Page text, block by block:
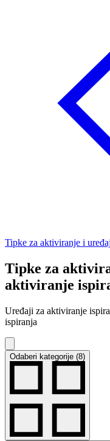
Tipke za aktiviranje i
Tipke za
aktiviranje
Uređaji za aktiviranje
ispiranja
Odaberi kategorije (8)